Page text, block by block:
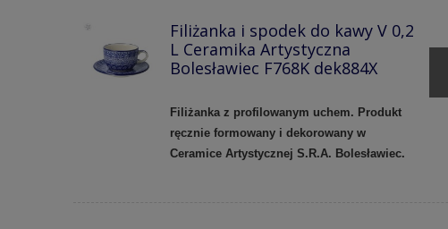
Filiżanka i spodek do kawy V 0,2
L Ceramika Artystyczna
Bolesławiec F768K dek884X
Filiżanka z profilowanym uchem. Produkt
ręcznie formowany i dekorowany w
Ceramice Artystycznej S.R.A. Bolesławiec.